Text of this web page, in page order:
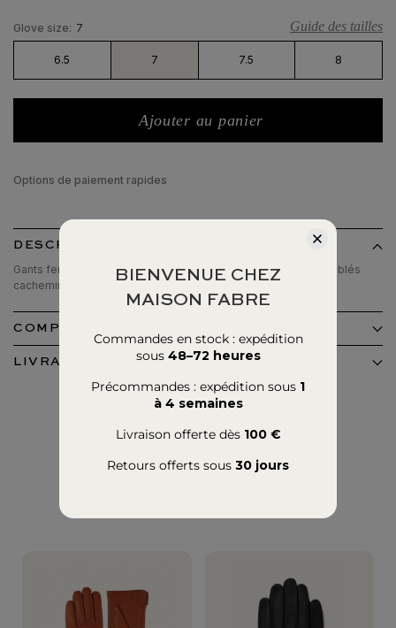
Guide des tailles
Glove size: 7
6.5 7 7.5 8
Ajouter au panier
Options de paiement rapides
DESCRIPTION
Gants femme en cuir d'agneau, coutures en piqué anglais, doublés
cachemire, pouces et index tactiles.
COMPOSITION ET ENTRETIEN
LIVRAISON ET RETOURS
BIENVENUE CHEZ
MAISON FABRE
Commandes en stock : expédition
sous 48–72 heures
Précommandes : expédition sous 1
à 4 semaines
Livraison offerte dès 100 €
Retours offerts sous 30 jours